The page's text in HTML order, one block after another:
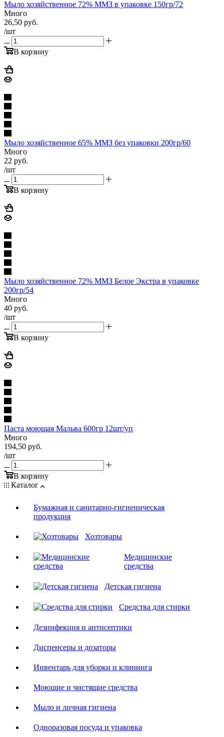
Мыло хозяйственное 72% ММЗ в упаковке 150гр/72
Много
26,50 руб.
/шт
В корзину
Мыло хозяйственное 65% ММЗ без упаковки 200гр/60
Много
22 руб.
/шт
В корзину
Мыло хозяйственное 72% ММЗ Белое Экстра в упаковке
200гр/54
Много
40 руб.
/шт
В корзину
Паста моющая Мальва 600гр 12шт/уп
Много
194,50 руб.
/шт
В корзину
Каталог
Бумажная и санитарно-гигиеническая
продукция
Хозтовары
Медицинские
средства
Детская гигиена
Средства для стирки
Дезинфекция и антисептики
Диспенсеры и дозаторы
Инвентарь для уборки и клининга
Моющие и чистящие средства
Мыло и личная гигиена
Одноразовая посуда и упаковка